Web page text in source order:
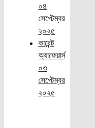
০৪
সেপ্টেম্বর
২০২৫
কারেন্ট
অ্যাফেয়ার্স
০৩
সেপ্টেম্বর
২০২৫